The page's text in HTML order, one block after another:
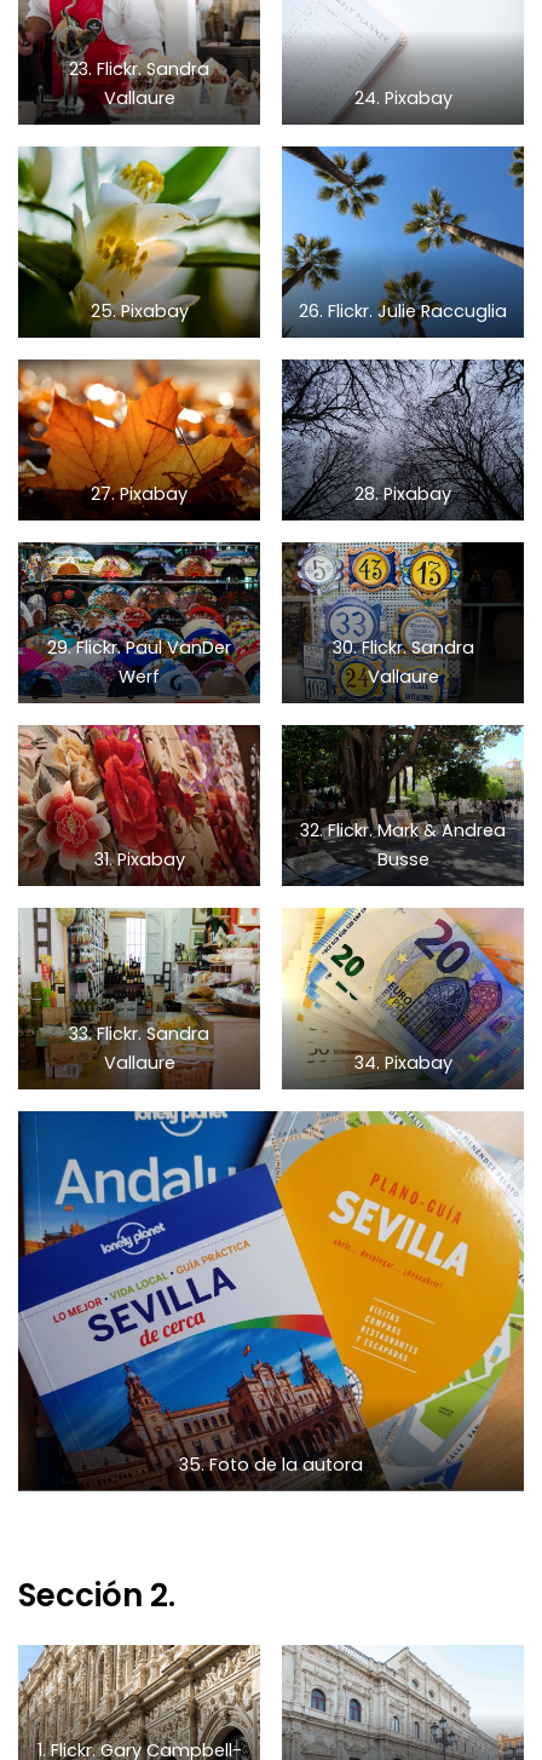
23. Flickr. Sandra
Vallaure
24. Pixabay
25. Pixabay 26. Flickr. Julie Raccuglia
27. Pixabay 28. Pixabay
29. Flickr. Paul VanDer
Werf
30. Flickr. Sandra
Vallaure
31. Pixabay
32. Flickr. Mark & Andrea
Busse
33. Flickr. Sandra
Vallaure
34. Pixabay
35. Foto de la autora
Sección 2.
1. Flickr. Gary Campbell-